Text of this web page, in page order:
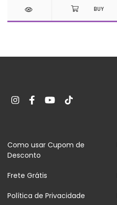
Como usar Cupom de
Desconto
Frete Grátis
Política de Privacidade